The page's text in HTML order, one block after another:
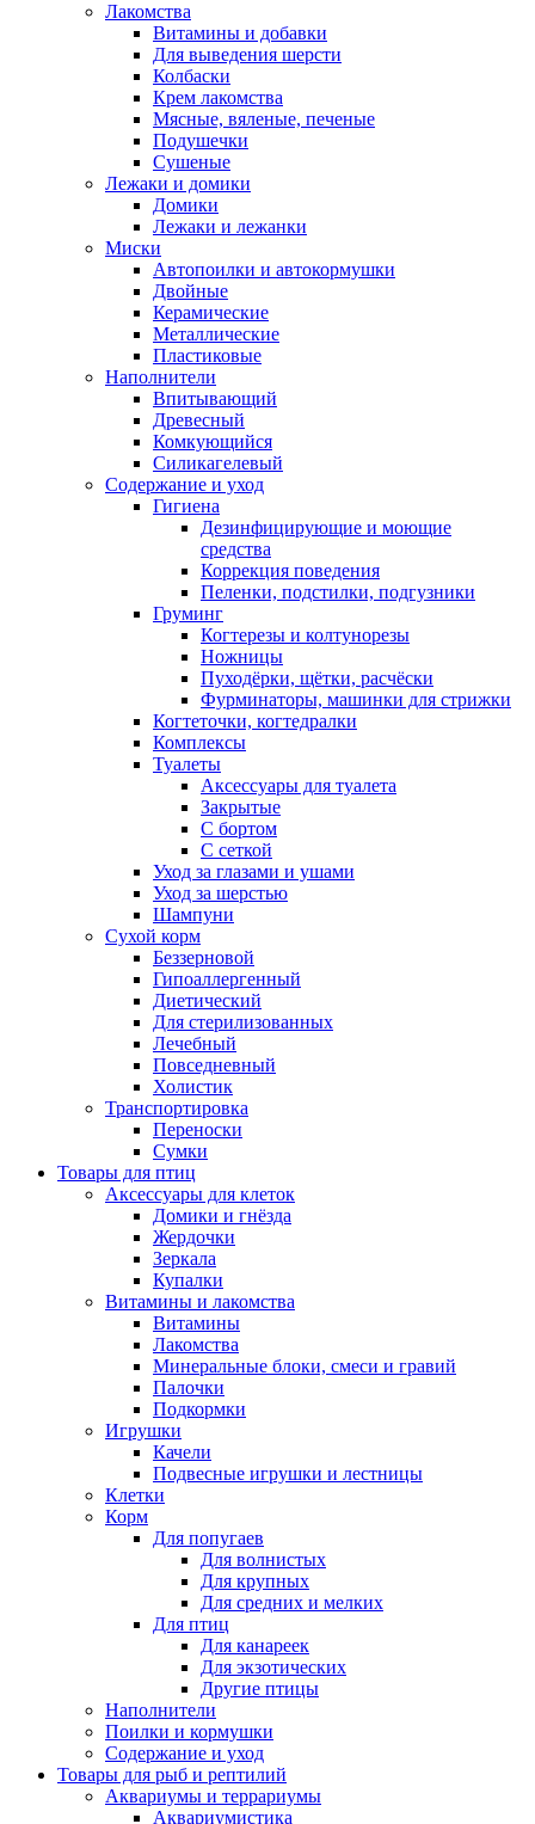
Лакомства
Витамины и добавки
Для выведения шерсти
Колбаски
Крем лакомства
Мясные, вяленые, печеные
Подушечки
Сушеные
Лежаки и домики
Домики
Лежаки и лежанки
Миски
Автопоилки и автокормушки
Двойные
Керамические
Металлические
Пластиковые
Наполнители
Впитывающий
Древесный
Комкующийся
Силикагелевый
Содержание и уход
Гигиена
Дезинфицирующие и моющие
средства
Коррекция поведения
Пеленки, подстилки, подгузники
Груминг
Когтерезы и колтунорезы
Ножницы
Пуходёрки, щётки, расчёски
Фурминаторы, машинки для стрижки
Когтеточки, когтедралки
Комплексы
Туалеты
Аксессуары для туалета
Закрытые
С бортом
С сеткой
Уход за глазами и ушами
Уход за шерстью
Шампуни
Сухой корм
Беззерновой
Гипоаллергенный
Диетический
Для стерилизованных
Лечебный
Повседневный
Холистик
Транспортировка
Переноски
Сумки
Товары для птиц
Аксессуары для клеток
Домики и гнёзда
Жердочки
Зеркала
Купалки
Витамины и лакомства
Витамины
Лакомства
Минеральные блоки, смеси и гравий
Палочки
Подкормки
Игрушки
Качели
Подвесные игрушки и лестницы
Клетки
Корм
Для попугаев
Для волнистых
Для крупных
Для средних и мелких
Для птиц
Для канареек
Для экзотических
Другие птицы
Наполнители
Поилки и кормушки
Содержание и уход
Товары для рыб и рептилий
Аквариумы и террариумы
Аквариумистика